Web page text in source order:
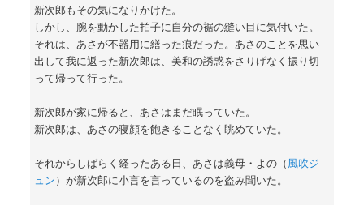
新次郎もその気になりかけた。
しかし、腕を動かした拍子に自分の裾の縫い目に気付いた。
それは、あさが不器用に繕った痕だった。あさのことを思い
出して我に返った新次郎は、美和の誘惑をさりげなく振り切
って帰って行った。
新次郎が家に帰ると、あさはまだ眠っていた。
新次郎は、あさの寝顔を飽きることなく眺めていた。
それからしばらく経ったある日、あさは義母・よの（風吹ジ
ュン）が新次郎に小言を言っているのを盗み聞いた。